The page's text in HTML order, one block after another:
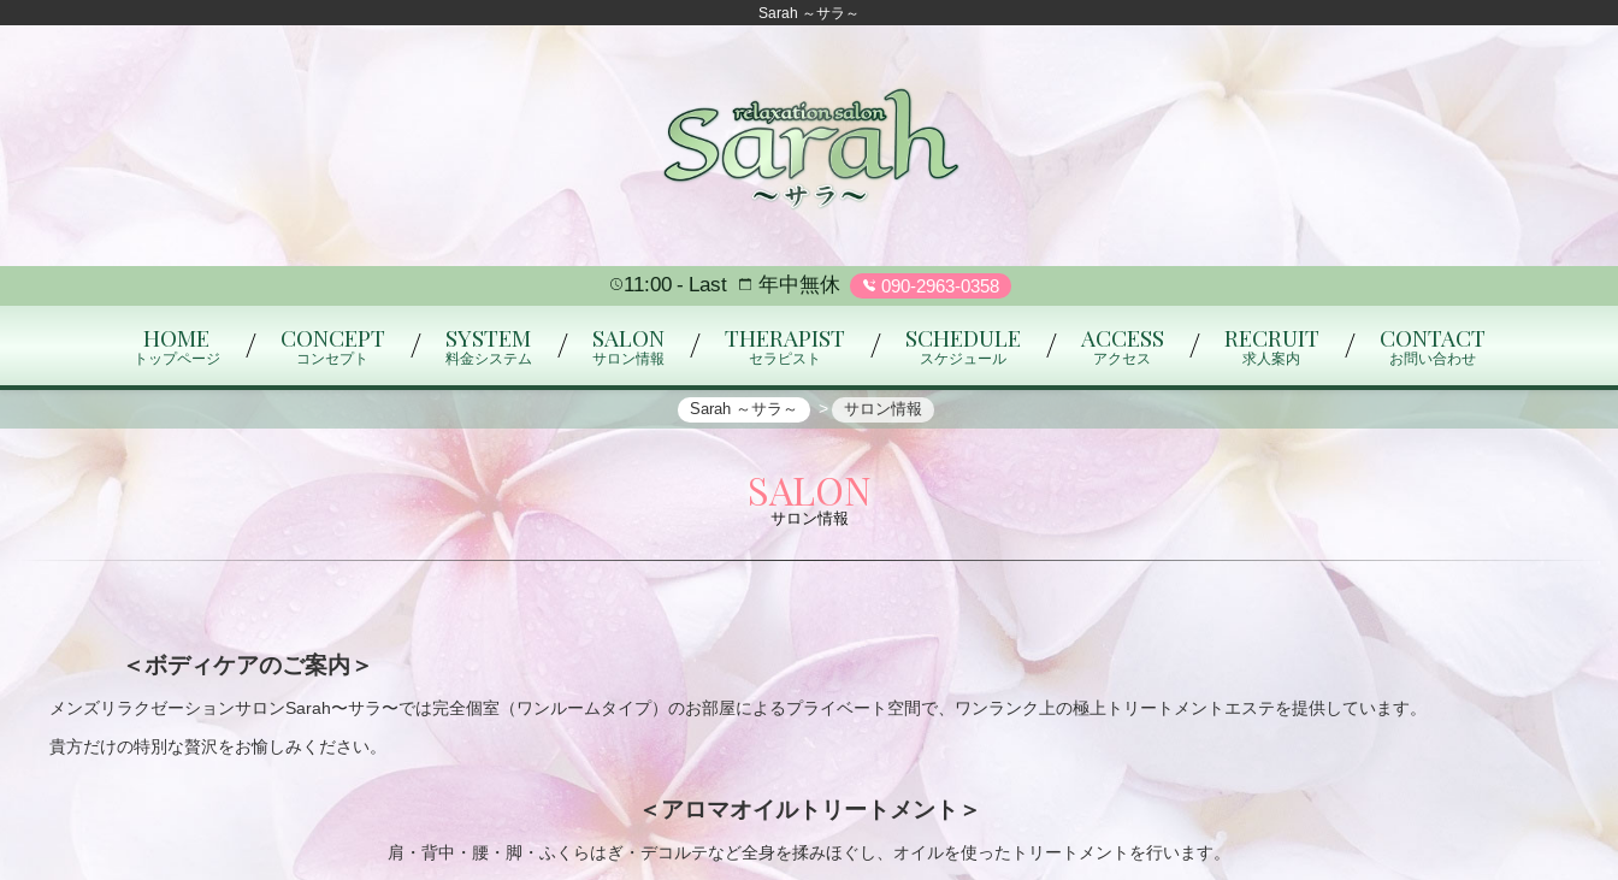
Sarah ～サラ～
11:00 Last 年中無休 090-2963-0358
HOME
トップページ
CONCEPT
コンセプト
SYSTEM
料金システム
SALON
サロン情報
THERAPIST
セラピスト
SCHEDULE
スケジュール
ACCESS
アクセス
RECRUIT
求人案内
CONTACT
お問い合わせ
Sarah ～サラ～ サロン情報
SALON
サロン情報
＜ボディケアのご案内＞
メンズリラクゼーションサロンSarah〜サラ〜では完全個室（ワンルームタイプ）のお部屋によるプライベート空間で、ワンランク上の極上トリートメントエステを提供しています。
貴方だけの特別な贅沢をお愉しみください。
＜アロマオイルトリートメント＞
肩・背中・腰・脚・ふくらはぎ・デコルテなど全身を揉みほぐし、オイルを使ったトリートメントを行います。